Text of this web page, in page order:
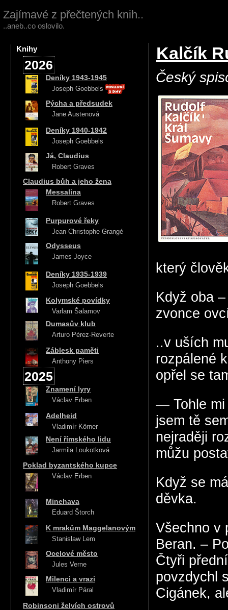
Zajímavé z přečtených knih..
..aneb..co oslovilo.
Knihy
2026
Deníky 1943-1945
Joseph Goebbels
Pýcha a předsudek
Jane Austenová
Deníky 1940-1942
Joseph Goebbels
Já, Claudius
Robert Graves
Claudius bůh a jeho žena
Messalina
Robert Graves
Purpurové řeky
Jean-Christophe Grangé
Odysseus
James Joyce
Deníky 1935-1939
Joseph Goebbels
Kolymské povídky
Varlam Šalamov
Dumasův klub
Arturo Pérez-Reverte
Záblesk paměti
Anthony Piers
2025
Znamení lyry
Václav Erben
Adelheid
Vladimír Körner
Není římského lidu
Jarmila Loukotková
Poklad byzantského kupce
Václav Erben
Minehava
Eduard Štorch
K mrakům Maggelanovým
Stanislaw Lem
Ocelové město
Jules Verne
Milenci a vrazi
Vladimír Páral
Robinsoni želvích ostrovů
Kalčík
Český
který
Když oba
zvonce
..v uších
rozpálené
opřel se
— Tohle mi
jsem tě
nejraději
můžu
Když se
děvka.
Všechno v
Beran. –
Čtyři
povzdychl
Cigánek,